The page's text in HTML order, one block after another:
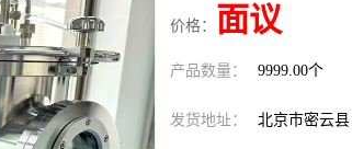
价格： 面议
产品数量： 9999.00个
发货地址： 北京市密云县